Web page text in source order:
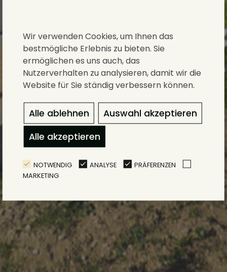
Wir verwenden Cookies, um Ihnen das
bestmögliche Erlebnis zu bieten. Sie
ermöglichen es uns auch, das
Nutzerverhalten zu analysieren, damit wir die
Website für Sie ständig verbessern können.
Alle ablehnen
Auswahl akzeptieren
Alle akzeptieren
NOTWENDIG ANALYSE
PRÄFERENZEN
MARKETING